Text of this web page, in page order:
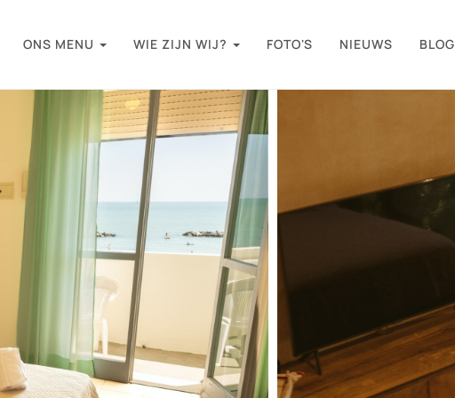
ONS MENU WIE ZIJN WIJ? FOTO'S NIEUWS BLOG